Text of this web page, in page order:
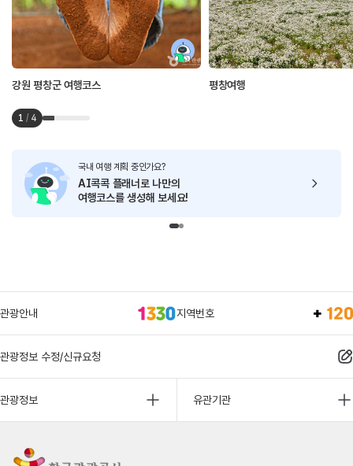
강원 평창군 여행코스 평창여행
1 / 4
국내 여행 계획 중인가요?
AI콕콕 플래너로 나만의
여행코스를 생성해 보세요!
관광안내 지역번호
관광정보 수정/신규요청
관광정보 유관기관